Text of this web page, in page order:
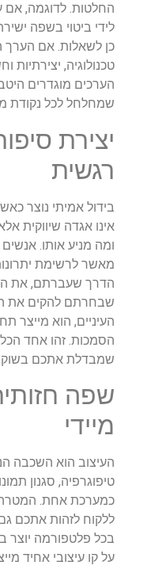
החלטות. לדוגמה, אם
לידי ביטוי בשפה
כן לשאלות. אם הערך
טכנולוגיה, יצירתיות
הערכים מוגדרים
שמחלחל לכל נקודת
יצירת
רגשית
בידול אמיתי נוצר
אינו אגדה שיווקית
ומה מניע אותו אנשים
מאשר לרשימת
הדרך שעברתם, את
שבחרתם להקים את
העיניים, הוא מייצר
הסמכות זהו אחד
שמבדלת אתכם בשוק
שפה
מיידי
העיצוב הוא השכבה
טיפוגרפיה, סגנון
כמערכת אחת.
ללקוח לזהות אתכם
בכל פלטפורמה יוצר
על קו עיצובי אחיד